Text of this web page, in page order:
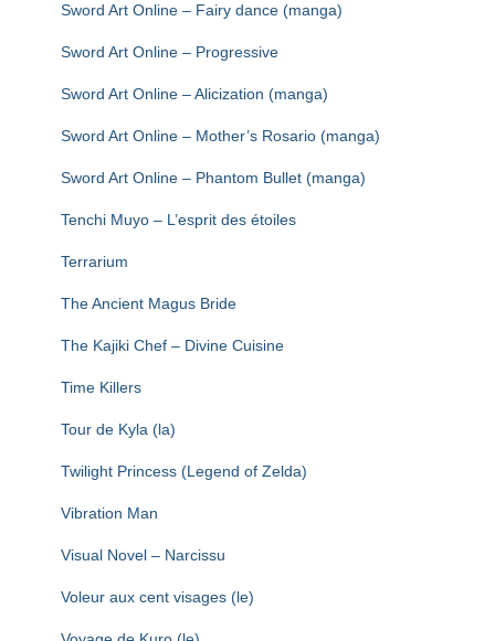
Sword Art Online – Fairy dance (manga)
Sword Art Online – Progressive
Sword Art Online – Alicization (manga)
Sword Art Online – Mother’s Rosario (manga)
Sword Art Online – Phantom Bullet (manga)
Tenchi Muyo – L’esprit des étoiles
Terrarium
The Ancient Magus Bride
The Kajiki Chef – Divine Cuisine
Time Killers
Tour de Kyla (la)
Twilight Princess (Legend of Zelda)
Vibration Man
Visual Novel – Narcissu
Voleur aux cent visages (le)